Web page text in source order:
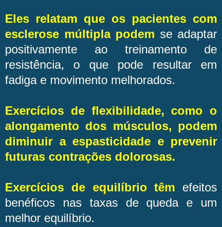
Eles relatam que os pacientes com
esclerose múltipla podem se adaptar
positivamente ao treinamento de
resistência, o que pode resultar em
fadiga e movimento melhorados.
Exercícios de flexibilidade, como o
alongamento dos músculos, podem
diminuir a espasticidade e prevenir
futuras contrações dolorosas.
Exercícios de equilíbrio têm efeitos
benéficos nas taxas de queda e um
melhor equilíbrio.